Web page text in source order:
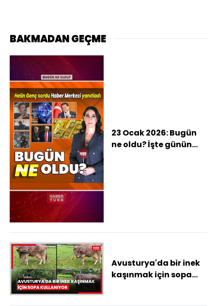
BAKMADAN GEÇME
23 Ocak 2026: Bugün
ne oldu? İşte günün
Avusturya'da bir inek
kaşınmak için sopa